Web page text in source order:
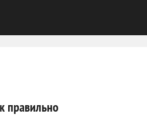
правильно